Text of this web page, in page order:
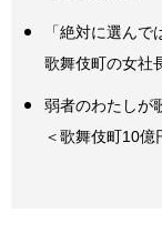
「絶対に選んで
歌舞伎町の女社
弱者のわたしが
＜歌舞伎町10億